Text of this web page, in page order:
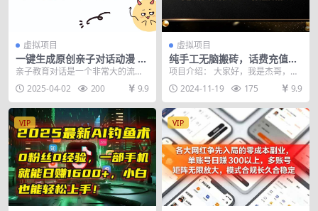
虚拟项目
一键生成原创亲子对话动漫 单
视频破千万播放 多种变现方式
亲子教育对话是一个非常大的流量
集中地，这类赛道，非常的具有教
培作用，对标的用户就...
2025-04-02 200 9.9
虚拟项目
纯手工无脑搬砖，话费充值挣
佣金，日赚200+长期稳定
项目介绍： 大家好，我是杰哥，今
天给大家分享一个我亲身参与并持
续盈利的项目——纯...
2024-11-19 175 9.9
VIP VIP